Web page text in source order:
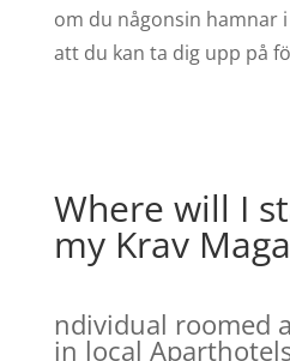
om du någonsin hamnar
att du kan ta dig upp på
Where will I
my Krav
ndividual roomed
in local